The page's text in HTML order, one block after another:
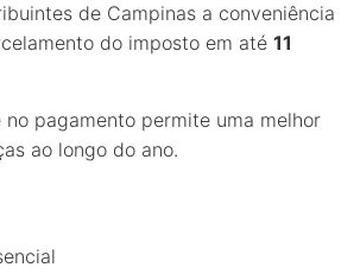
de Campinas a conveniência
do imposto em até 11
no pagamento permite uma melhor
ao longo do ano.